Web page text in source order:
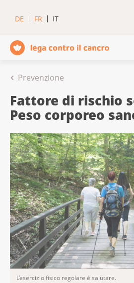
DE FR IT
Prevenzione
Fattore di rischio
Peso corporeo
L’esercizio fisico regolare è salutare.